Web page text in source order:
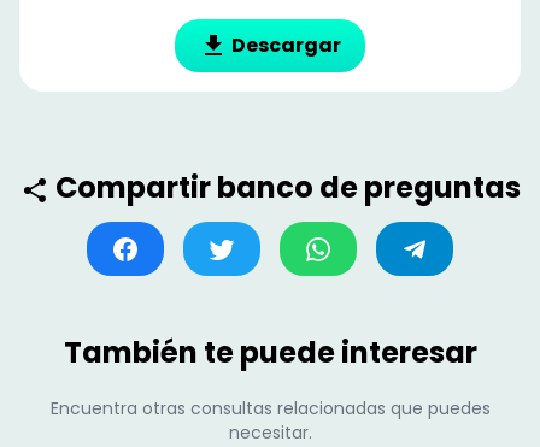
Descargar
Compartir banco de preguntas
También te puede interesar
Encuentra otras consultas relacionadas que puedes
necesitar.